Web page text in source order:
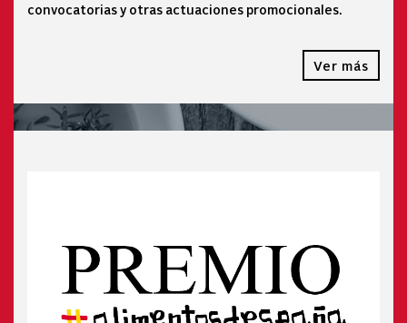
convocatorias y otras actuaciones promocionales.
Ver más